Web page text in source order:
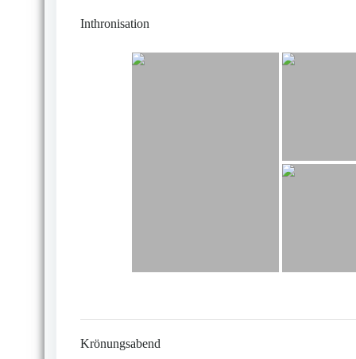
Inthronisation
Krönungsabend